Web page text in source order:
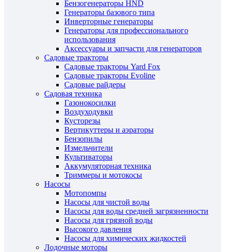
Бензогенераторы HND
Генераторы базового типа
Инверторные генераторы
Генераторы для профессионального
использования
Аксессуары и запчасти для генераторов
Садовые тракторы
Садовые тракторы Yard Fox
Садовые тракторы Evoline
Садовые райдеры
Садовая техника
Газонокосилки
Воздуходувки
Кусторезы
Вертикуттеры и аэраторы
Бензопилы
Измельчители
Культиваторы
Аккумуляторная техника
Триммеры и мотокосы
Насосы
Мотопомпы
Насосы для чистой воды
Насосы для воды средней загрязненности
Насосы для грязной воды
Высокого давления
Насосы для химических жидкостей
Лодочные моторы